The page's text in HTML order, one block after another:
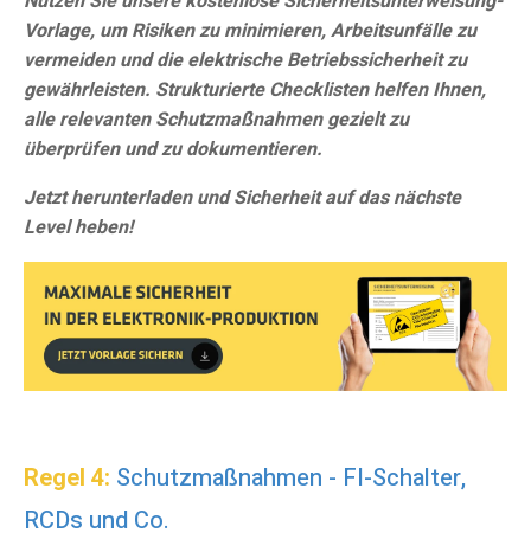
Vorlage, um Risiken zu minimieren, Arbeitsunfälle zu
vermeiden und die elektrische Betriebssicherheit zu
gewährleisten. Strukturierte Checklisten helfen Ihnen,
alle relevanten Schutzmaßnahmen gezielt zu
überprüfen und zu dokumentieren.
Jetzt herunterladen und Sicherheit auf das nächste
Level heben!
Regel 4: Schutzmaßnahmen - FI-Schalter,
RCDs und Co.